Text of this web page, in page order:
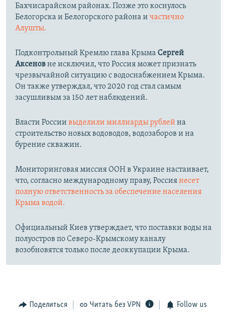
Бахчисарайском районах. Позже это коснулось
Белогорска и Белогорского района и частично
Алушты.
Подконтрольный Кремлю глава Крыма Сергей
Аксеновне исключил, что Россия может признать
чрезвычайной ситуацию с водоснабжением Крыма.
Он также утверждал, что 2020 год стал самым
засушливым за 150 лет наблюдений.​
Власти России выделили миллиарды рублей на
строительство новых водоводов, водозаборов и на
бурение скважин.
Мониторинговая миссия ООН в Украине настаивает,
что, согласно международному праву, Россиянесет
полную ответственность за обеспечение населения
Крыма водой.
Официальный Киев утверждает, что поставки воды на
полуостров по Северо-Крымскому каналу
возобновятся только после деоккупации Крыма.
Поделиться Читать без VPN Follow us